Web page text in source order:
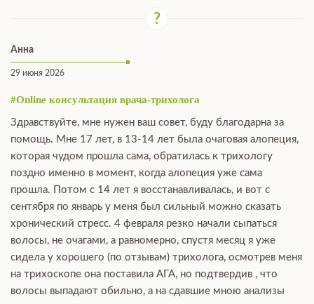
Анна
29 июня 2026
#Online консультация врача-трихолога
Здравствуйте, мне нужен ваш совет, буду благодарна за
помощь. Мне 17 лет, в 13-14 лет была очаговая алопеция,
которая чудом прошла сама, обратилась к трихологу
поздно именно в момент, когда алопеция уже сама
прошла. Потом с 14 лет я восстанавливалась, и вот с
сентября по январь у меня был сильный можно сказать
хронический стресс. 4 февраля резко начали сыпаться
волосы, не очагами, а равномерно, спустя месяц я уже
сидела у хорошего (по отзывам) трихолога, осмотрев меня
на трихоскопе она поставила АГА, но подтвердив , что
волосы выпадают обильно, а на сдавшие мною анализы